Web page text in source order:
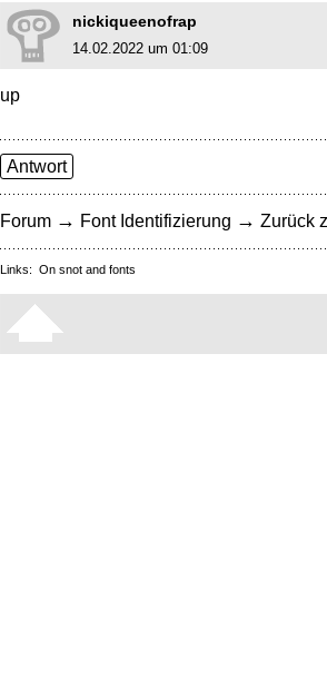
nickiqueenofrap
14.02.2022 um 01:09
up
Antwort
Forum → Font Identifizierung → Zurück
Links: On snot and fonts